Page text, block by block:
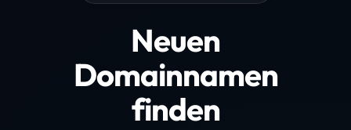
Neuen
Domainnamen
finden